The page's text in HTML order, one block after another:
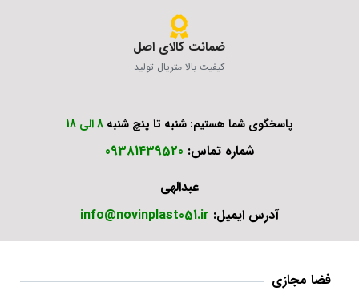
ضمانت کالای اصل
کیفیت بالا متریال تولید
پاسخگوی شما هستیم: شنبه تا پنچ شنبه 8 الی 18
شماره تماس: 09381439520
عبدالهی
آدرس ایمیل: info@novinplast051.ir
فضا مجازی